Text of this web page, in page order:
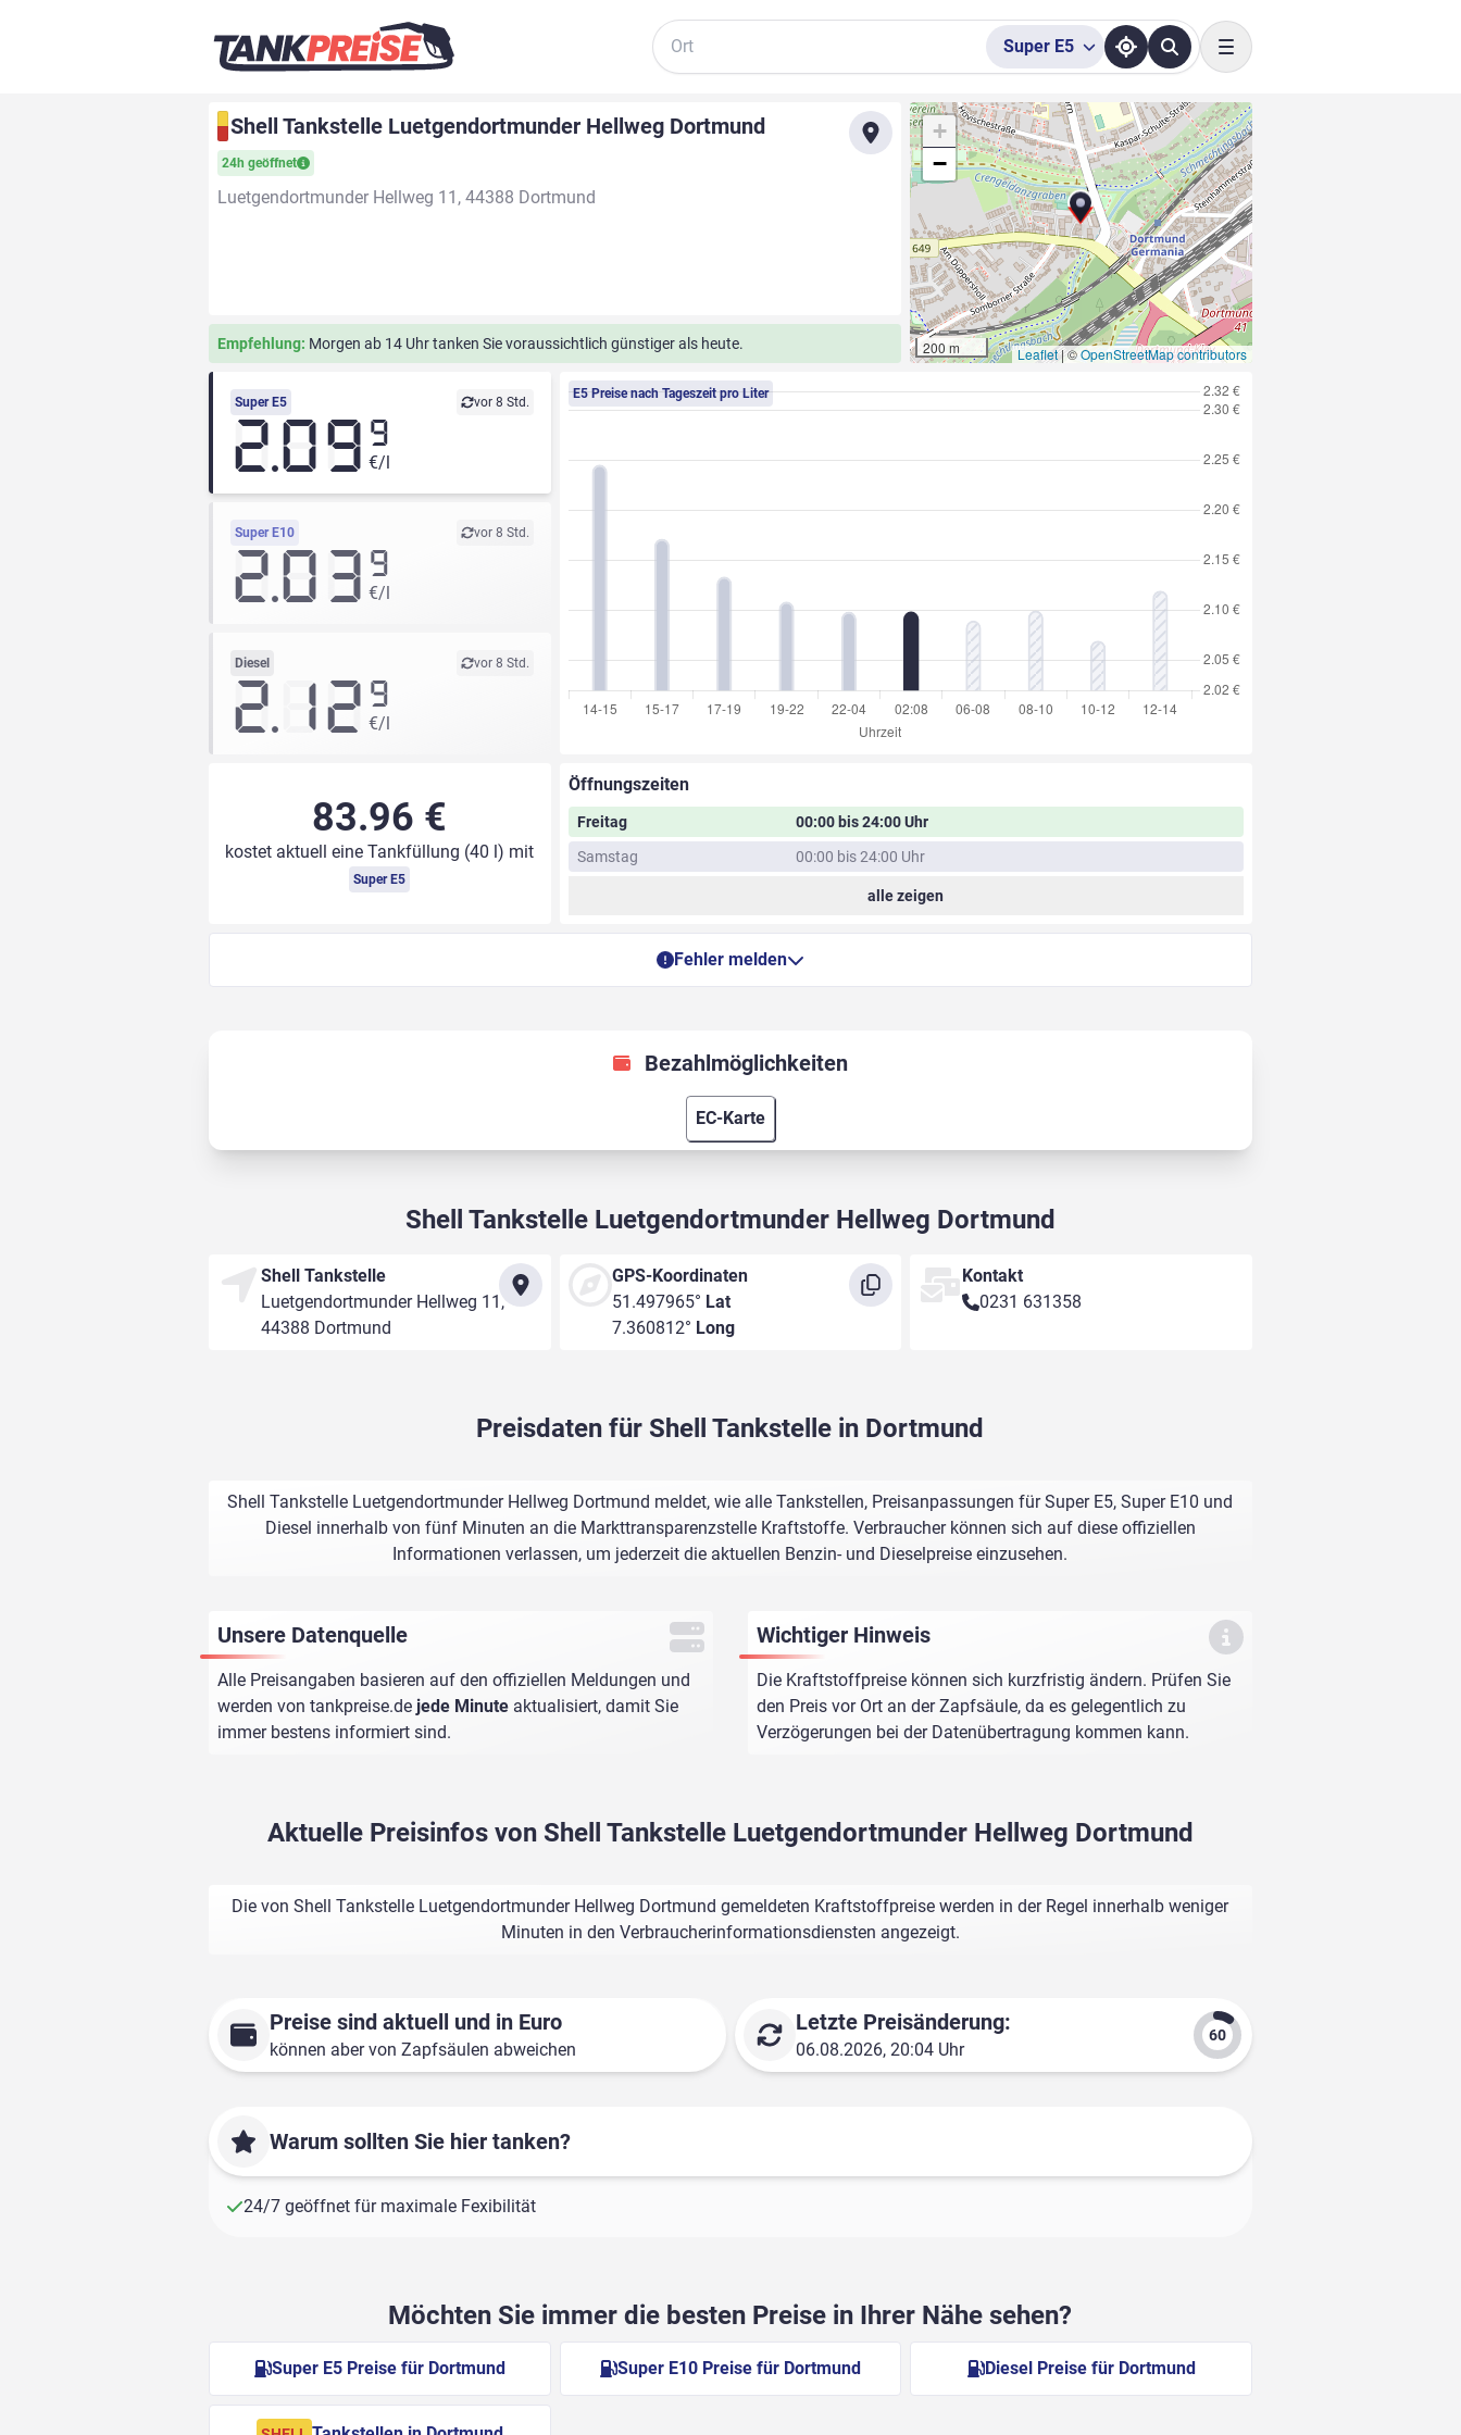
Suche
Super E5
Toggle navigation
Shell Tankstelle Luetgendortmunder Hellweg Dortmund
24h geöffnet
Luetgendortmunder Hellweg 11, 44388 Dortmund
Empfehlung: Morgen ab 14 Uhr tanken Sie voraussichtlich günstiger als heute.
+
−
200 m Leaflet|©OpenStreetMap contributors
Super E5 vor 8 Std.
2.09 9
€/l
Super E10 vor 8 Std.
2.03 9
€/l
Diesel vor 8 Std.
2.12 9
€/l
E5 Preise nach Tageszeit pro Liter
83.96 €
kostet aktuell eine Tankfüllung (40 l) mit
Super E5
Öffnungszeiten
Freitag
00:00 bis 24:00 Uhr
Samstag
00:00 bis 24:00 Uhr
alle zeigen
Fehler melden
Bezahlmöglichkeiten
EC-Karte
Shell Tankstelle Luetgendortmunder Hellweg Dortmund
Shell Tankstelle
Luetgendortmunder Hellweg 11,
44388 Dortmund
GPS-Koordinaten
51.497965° Lat
7.360812° Long
Kontakt
0231 631358
Preisdaten für Shell Tankstelle in Dortmund
Shell Tankstelle Luetgendortmunder Hellweg Dortmund meldet, wie alle Tankstellen, Preisanpassungen für Super E5, Super E10 und
Diesel innerhalb von fünf Minuten an die Markttransparenzstelle Kraftstoffe. Verbraucher können sich auf diese offiziellen
Informationen verlassen, um jederzeit die aktuellen Benzin- und Dieselpreise einzusehen.
Unsere Datenquelle
Alle Preisangaben basieren auf den offiziellen Meldungen und
werden von tankpreise.de jede Minute aktualisiert, damit Sie
immer bestens informiert sind.
Wichtiger Hinweis
Die Kraftstoffpreise können sich kurzfristig ändern. Prüfen Sie
den Preis vor Ort an der Zapfsäule, da es gelegentlich zu
Verzögerungen bei der Datenübertragung kommen kann.
Aktuelle Preisinfos von Shell Tankstelle Luetgendortmunder Hellweg Dortmund
Die von Shell Tankstelle Luetgendortmunder Hellweg Dortmund gemeldeten Kraftstoffpreise werden in der Regel innerhalb weniger
Minuten in den Verbraucherinformationsdiensten angezeigt.
Preise sind aktuell und in Euro
können aber von Zapfsäulen abweichen
Letzte Preisänderung:
06.08.2026, 20:04 Uhr
Warum sollten Sie hier tanken?
24/7 geöffnet für maximale Fexibilität
Möchten Sie immer die besten Preise in Ihrer Nähe sehen?
Super E5 Preise für Dortmund Super E10 Preise für Dortmund Diesel Preise für Dortmund